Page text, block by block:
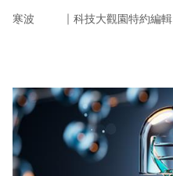
寒波 ｜ 科技大觀園特約編輯